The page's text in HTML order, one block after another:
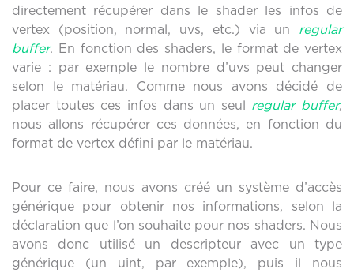
directement récupérer dans le shader les infos de
vertex (position, normal, uvs, etc.) via un regular
buffer. En fonction des shaders, le format de vertex
varie : par exemple le nombre d’uvs peut changer
selon le matériau. Comme nous avons décidé de
placer toutes ces infos dans un seul regular buffer,
nous allons récupérer ces données, en fonction du
format de vertex défini par le matériau.
Pour ce faire, nous avons créé un système d’accès
générique pour obtenir nos informations, selon la
déclaration que l’on souhaite pour nos shaders. Nous
avons donc utilisé un descripteur avec un type
générique (un uint, par exemple), puis il nous